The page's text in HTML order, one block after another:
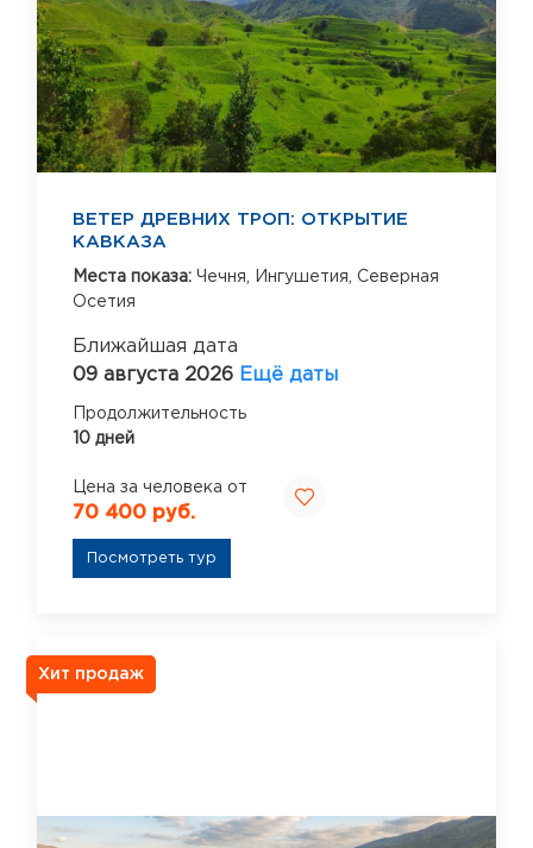
ВЕТЕР ДРЕВНИХ ТРОП: ОТКРЫТИЕ
КАВКАЗА
Места показа: Чечня, Ингушетия, Северная
Осетия
Ближайшая дата
09 августа 2026 Ещё даты
Продолжительность
10 дней
Цена за человека от
70 400 руб.
Посмотреть тур
Хит продаж